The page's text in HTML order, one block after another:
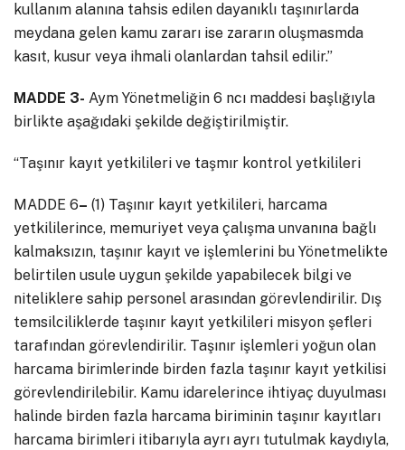
kullanım alanına tahsis edilen dayanıklı taşınırlarda
meydana gelen kamu zararı ise zararın oluşmasmda
kasıt, kusur veya ihmali olanlardan tahsil edilir.”
MADDE 3- Aym Yönetmeliğin 6 ncı maddesi başlığıyla
birlikte aşağıdaki şekilde değiştirilmiştir.
“Taşınır kayıt yetkilileri ve taşmır kontrol yetkilileri
MADDE 6– (1) Taşınır kayıt yetkilileri, harcama
yetkililerince, memuriyet veya çalışma unvanına bağlı
kalmaksızın, taşınır kayıt ve işlemlerini bu Yönetmelikte
belirtilen usule uygun şekilde yapabilecek bilgi ve
niteliklere sahip personel arasından görevlendirilir. Dış
temsilciliklerde taşınır kayıt yetkilileri misyon şefleri
tarafından görevlendirilir. Taşınır işlemleri yoğun olan
harcama birimlerinde birden fazla taşınır kayıt yetkilisi
görevlendirilebilir. Kamu idarelerince ihtiyaç duyulması
halinde birden fazla harcama biriminin taşınır kayıtları
harcama birimleri itibarıyla ayrı ayrı tutulmak kaydıyla,